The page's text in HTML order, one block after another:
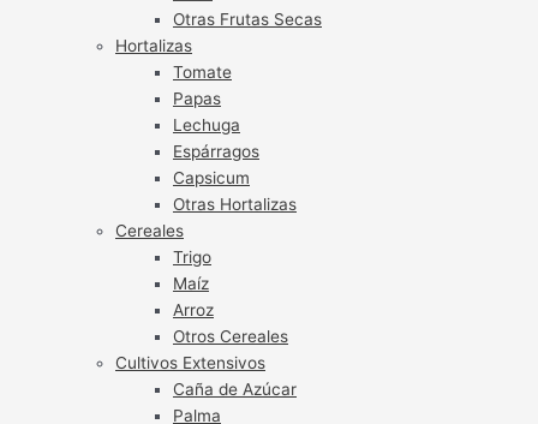
Otras Frutas Secas
Hortalizas
Tomate
Papas
Lechuga
Espárragos
Capsicum
Otras Hortalizas
Cereales
Trigo
Maíz
Arroz
Otros Cereales
Cultivos Extensivos
Caña de Azúcar
Palma